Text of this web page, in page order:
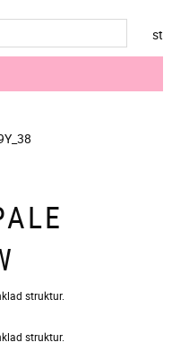
st
struktur.
struktur.